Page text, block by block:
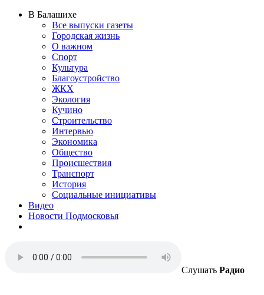
В Балашихе
Все выпуски газеты
Городская жизнь
О важном
Спорт
Культура
Благоустройство
ЖКХ
Экология
Кучино
Строительство
Интервью
Экономика
Общество
Происшествия
Транспорт
История
Социальные инициативы
Видео
Новости Подмосковья
Слушать Радио